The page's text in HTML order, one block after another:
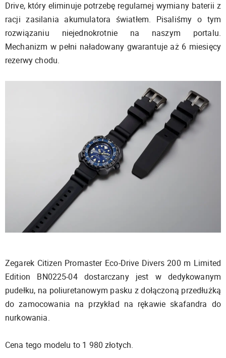
Drive, który eliminuje potrzebę regularnej wymiany baterii z
racji zasilania akumulatora światłem. Pisaliśmy o tym
rozwiązaniu niejednokrotnie na naszym portalu.
Mechanizm w pełni naładowany gwarantuje aż 6 miesięcy
rezerwy chodu.
Zegarek Citizen Promaster Eco-Drive Divers 200 m Limited
Edition BN0225-04 dostarczany jest w dedykowanym
pudełku, na poliuretanowym pasku z dołączoną przedłużką
do zamocowania na przykład na rękawie skafandra do
nurkowania.
Cena tego modelu to 1 980 złotych.